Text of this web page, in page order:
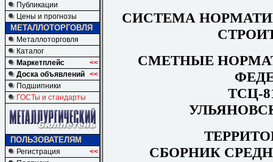
Публикации
Цены и прогнозы
МЕТАЛЛОТОРГОВЛЯ
Металлоторговля
Каталог
Маркетплейс
<<
Доска объявлений <<
Подшипники
ГОСТы и стандарты
ПОЛЬЗОВАТЕЛЯМ
Регистрация
<<
СИСТЕМА
СМЕТНЫЕ
ТСЦ-
СБОРНИК